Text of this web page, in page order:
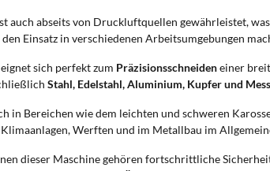
auch abseits von Druckluftquellen gewährleistet,
Einsatz in verschiedenen Arbeitsumgebungen
eignet sich perfekt zum Präzisionsschneideneiner
Stahl, Edelstahl, Aluminium, Kupfer und
in Bereichen wie dem leichten und schweren
Werften und im Metallbau im
dieser Maschine gehören fortschrittliche